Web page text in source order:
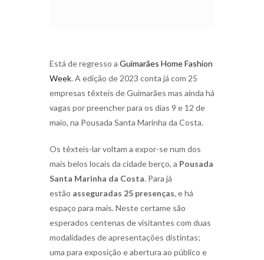
Está de regresso a Guimarães Home Fashion
Week. A edição de 2023 conta já com 25
empresas têxteis de Guimarães mas ainda há
vagas por preencher para os dias 9 e 12 de
maio, na Pousada Santa Marinha da Costa.
Os têxteis-lar voltam a expor-se num dos
mais belos locais da cidade berço, a Pousada
Santa Marinha da Costa. Para já
estão asseguradas 25 presenças, e há
espaço para mais. Neste certame são
esperados centenas de visitantes com duas
modalidades de apresentações distintas;
uma para exposição e abertura ao público e